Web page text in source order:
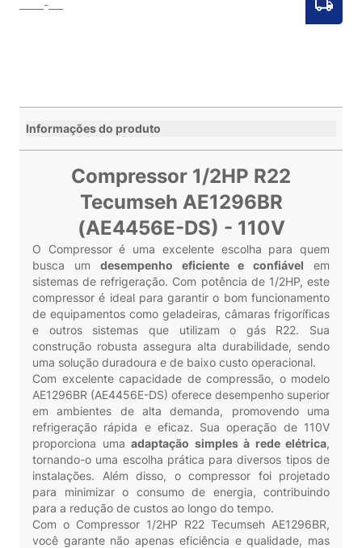
Informações do produto
Compressor 1/2HP R22
Tecumseh AE1296BR
(AE4456E-DS) - 110V
O Compressor é uma excelente escolha para quem
busca um desempenho eficiente e confiável em
sistemas de refrigeração. Com potência de 1/2HP, este
compressor é ideal para garantir o bom funcionamento
de equipamentos como geladeiras, câmaras frigoríficas
e outros sistemas que utilizam o gás R22. Sua
construção robusta assegura alta durabilidade, sendo
uma solução duradoura e de baixo custo operacional.
Com excelente capacidade de compressão, o modelo
AE1296BR (AE4456E-DS) oferece desempenho superior
em ambientes de alta demanda, promovendo uma
refrigeração rápida e eficaz. Sua operação de 110V
proporciona uma adaptação simples à rede elétrica,
tornando-o uma escolha prática para diversos tipos de
instalações. Além disso, o compressor foi projetado
para minimizar o consumo de energia, contribuindo
para a redução de custos ao longo do tempo.
Com o Compressor 1/2HP R22 Tecumseh AE1296BR,
você garante não apenas eficiência e qualidade, mas